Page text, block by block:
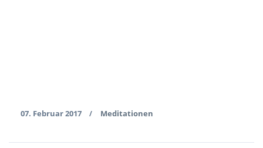
07. Februar 2017 / Meditationen